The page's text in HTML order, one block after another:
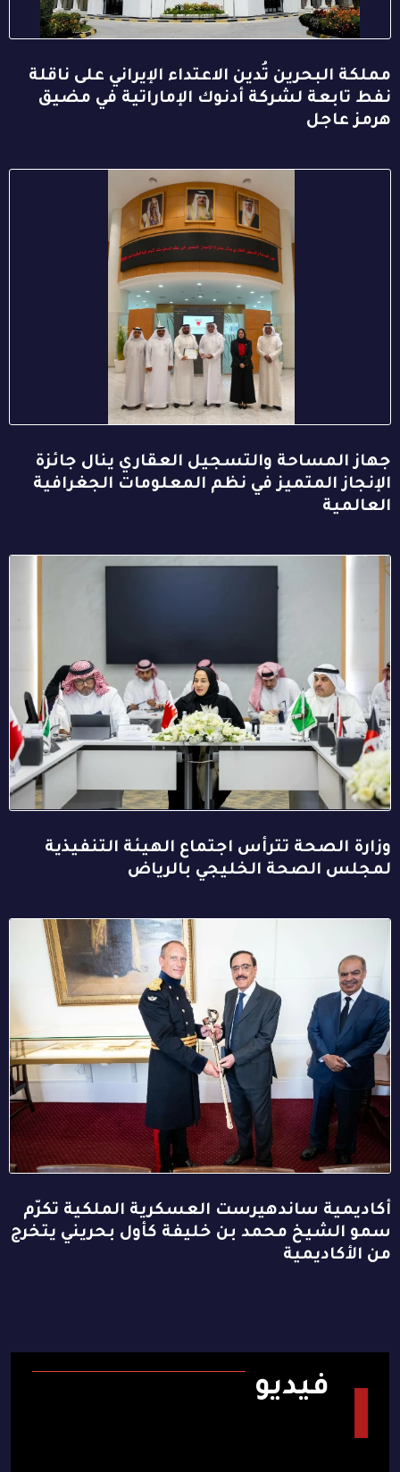
مملكة البحرين تُدين الاعتداء الإيراني على ناقلة
نفط تابعة لشركة أدنوك الإماراتية في مضيق
هرمز عاجل
جهاز المساحة والتسجيل العقاري ينال جائزة
الإنجاز المتميز في نظم المعلومات الجغرافية
العالمية
وزارة الصحة تترأس اجتماع الهيئة التنفيذية
لمجلس الصحة الخليجي بالرياض
أكاديمية ساندهيرست العسكرية الملكية تكرّم
سمو الشيخ محمد بن خليفة كأول بحريني يتخرج
من الأكاديمية
فيديو